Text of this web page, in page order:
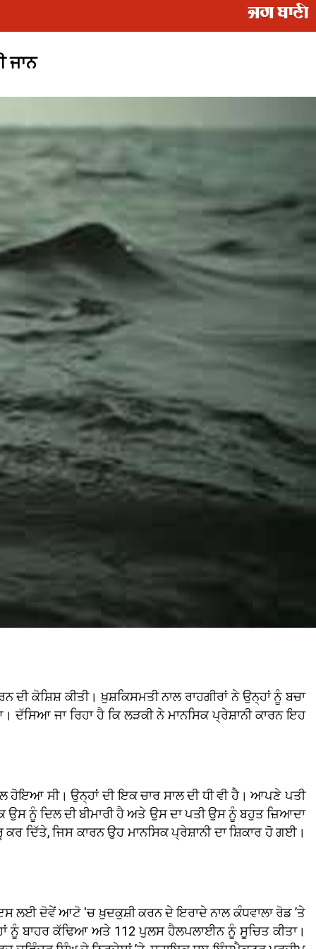
ਜਾਨ
ਕੋਸ਼ਿਸ਼ ਕੀਤੀ। ਖ਼ੁਸ਼ਕਿਸਮਤੀ ਨਾਲ ਰਾਹਗੀਰਾਂ ਨੇ ਉਨ੍ਹਾਂ ਨੂੰ ਬਚਾ
ਜਾ ਰਿਹਾ ਹੈ ਕਿ ਲੜਕੀ ਨੇ ਮਾਨਸਿਕ ਪ੍ਰੇਸ਼ਾਨੀ ਕਾਰਨ ਇਹ
ਹੋਇਆ ਸੀ। ਉਨ੍ਹਾਂ ਦੀ ਇਕ ਚਾਰ ਸਾਲ ਦੀ ਧੀ ਵੀ ਹੈ। ਆਪਣੇ ਪਤੀ
ਨੂੰ ਦਿਲ ਦੀ ਬੀਮਾਰੀ ਹੈ ਅਤੇ ਉਸ ਦਾ ਪਤੀ ਉਸ ਨੂੰ ਬਹੁਤ ਜ਼ਿਆਦਾ
ਦਿੱਤੇ, ਜਿਸ ਕਾਰਨ ਉਹ ਮਾਨਸਿਕ ਪ੍ਰੇਸ਼ਾਨੀ ਦਾ ਸ਼ਿਕਾਰ ਹੋ ਗਈ।
ਇਸ ਲਈ ਦੋਵੇਂ ਆਟੋ 'ਚ ਖ਼ੁਦਕੁਸ਼ੀ ਕਰਨ ਦੇ ਇਰਾਦੇ ਨਾਲ ਕੰਧਵਾਲਾ ਰੋਡ ’ਤੇ
ਨੂੰ ਬਾਹਰ ਕੱਢਿਆ ਅਤੇ 112 ਪੁਲਸ ਹੈਲਪਲਾਈਨ ਨੂੰ ਸੂਚਿਤ ਕੀਤਾ।